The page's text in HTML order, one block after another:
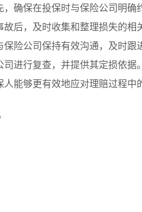
，确保在投保时与保险公司明确
后，及时收集和整理损失的相
险公司保持有效沟通，及时跟
进行复查，并提供其定损依据
能够更有效地应对理赔过程中